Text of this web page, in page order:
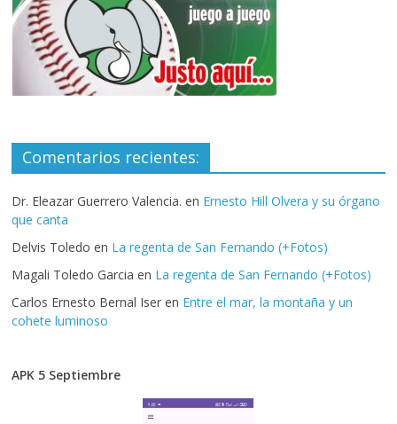
Comentarios recientes:
Dr. Eleazar Guerrero Valencia. en Ernesto Hill Olvera y su órgano
que canta
Delvis Toledo en La regenta de San Fernando (+Fotos)
Magali Toledo Garcia en La regenta de San Fernando (+Fotos)
Carlos Ernesto Bernal Iser en Entre el mar, la montaña y un
cohete luminoso
APK 5 Septiembre